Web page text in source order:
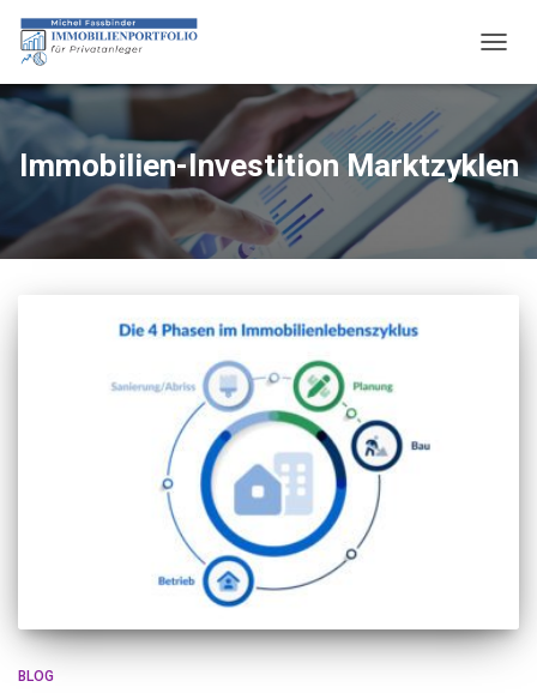
Immobilien-Investition Marktzyklen
BLOG